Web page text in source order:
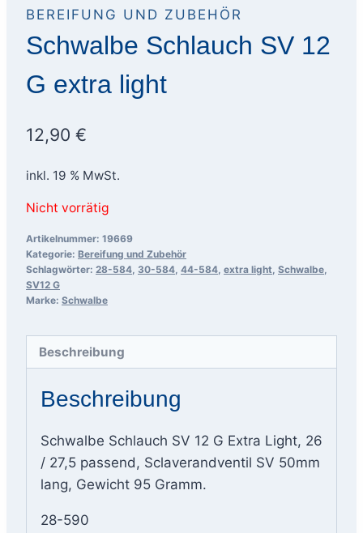
BEREIFUNG UND ZUBEHÖR
Schwalbe Schlauch SV 12
G extra light
12,90 €
inkl. 19 % MwSt.
Nicht vorrätig
Artikelnummer: 19669
Kategorie: Bereifung und Zubehör
Schlagwörter: 28-584, 30-584, 44-584, extra light, Schwalbe,
SV12 G
Marke: Schwalbe
Beschreibung
Beschreibung
Schwalbe Schlauch SV 12 G Extra Light, 26
/ 27,5 passend, Sclaverandventil SV 50mm
lang, Gewicht 95 Gramm.
28-590